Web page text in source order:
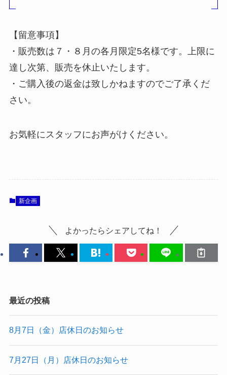
【留意事項】
・販売数は７・８月の各月限定5名様です。上限に
達し次第、販売を休止いたします。
・ご購入後の返金は致しかねますのでご了承くだ
さい。
お気軽にスタッフにお声がけください。
新企画
よかったらシェアしてね！
最近の投稿
8月7日（金）店休日のお知らせ
7月27日（月）店休日のお知らせ